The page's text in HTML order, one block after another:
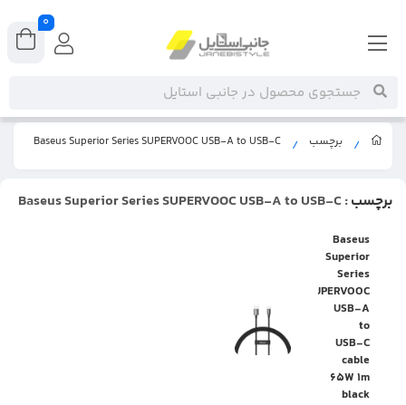
/ برچسب /
Baseus Superior Series SUPERVOOC USB-A to USB-C
برچسب: Baseus Superior Series SUPERVOOC USB-A to USB-C
Baseus
Superior
Series
SUPERVOOC
USB-A
to
USB-C
cable
65W 1m
black
0
اپلیکیشن جانبی استایل را نصب کنید
2
3